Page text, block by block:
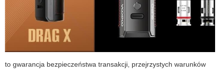
to gwarancja bezpieczeństwa transakcji, przejrzystych warunków